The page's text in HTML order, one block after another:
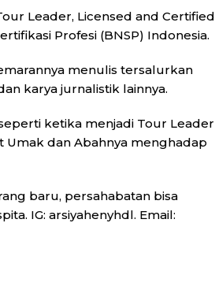
Leader, Licensed and Certified
Profesi (BNSP) Indonesia.
menulis tersalurkan
karya jurnalistik lainnya.
ketika menjadi Tour Leader
Umak dan Abahnya menghadap
baru, persahabatan bisa
IG: arsiyahenyhdl. Email: